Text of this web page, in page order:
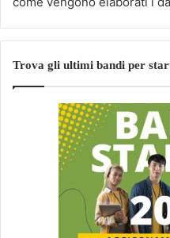
Trova gli ultimi bandi per